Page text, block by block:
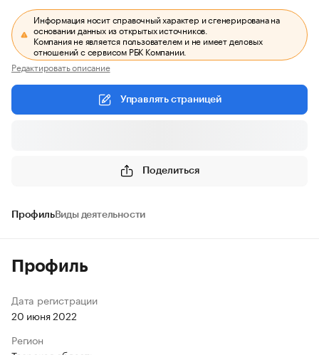
Информация носит справочный характер и сгенерирована на
основании данных из открытых источников.
Компания не является пользователем и не имеет деловых
отношений с сервисом РБК Компании.
Редактировать описание
Управлять страницей
Поделиться
ПрофильВиды деятельности
Профиль
Дата регистрации
20 июня 2022
Регион